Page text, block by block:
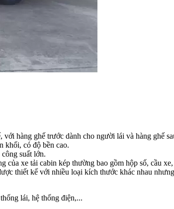
hàng ghế trước dành cho người lái và hàng ghế
khối, có độ bền cao.
suất lớn.
xe tải cabin kép thường bao gồm hộp số, cầu
thiết kế với nhiều loại kích thước khác nhau
lái, hệ thống điện,...